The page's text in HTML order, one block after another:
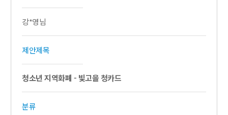
강*영님
제안제목
청소년 지역화폐 - 빛고을 청카드
분류